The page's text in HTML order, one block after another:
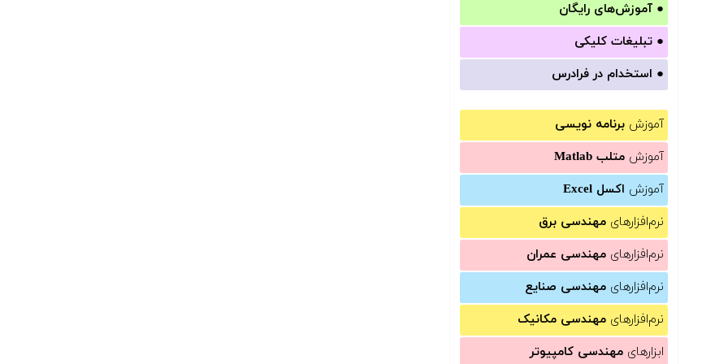
● آموزش‌های رایگان
● تبلیغات کلیکی
● استخدام در فرادرس
آموزش برنامه نویسی
آموزش متلب Matlab
آموزش اکسل Excel
نرم‌افزارهای مهندسی برق
نرم‌افزارهای مهندسی عمران
نرم‌افزارهای مهندسی صنایع
نرم‌افزارهای مهندسی مکانیک
ابزارهای مهندسی کامپیوتر